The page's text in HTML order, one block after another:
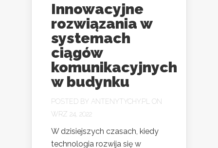
Innowacyjne
rozwiązania w
systemach
ciągów
komunikacyjnych
w budynku
POSTED BY ANTENYTYCHY.PL
ON
WRZ 24, 2022
W dzisiejszych czasach, kiedy
technologia rozwija się w